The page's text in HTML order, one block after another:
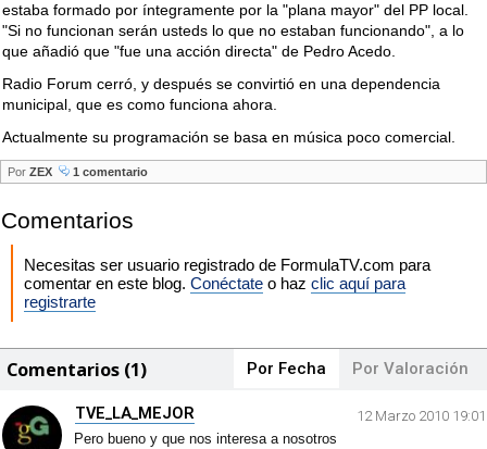
estaba formado por íntegramente por la "plana mayor" del PP local.
"Si no funcionan serán usteds lo que no estaban funcionando", a lo
que añadió que "fue una acción directa" de Pedro Acedo.
Radio Forum cerró, y después se convirtió en una dependencia
municipal, que es como funciona ahora.
Actualmente su programación se basa en música poco comercial.
Por ZEX 1 comentario
Comentarios
Necesitas ser usuario registrado de FormulaTV.com para
comentar en este blog. Conéctate o haz clic aquí para
registrarte
Comentarios (1) Por Fecha Por Valoración
TVE_LA_MEJOR
12 Marzo 2010 19:01
Pero bueno y que nos interesa a nosotros